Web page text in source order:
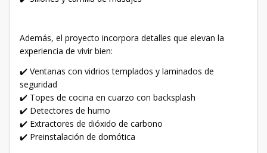
Además, el proyecto incorpora detalles que elevan la
experiencia de vivir bien:
✔️ Ventanas con vidrios templados y laminados de
seguridad
✔️ Topes de cocina en cuarzo con backsplash
✔️ Detectores de humo
✔️ Extractores de dióxido de carbono
✔️ Preinstalación de domótica